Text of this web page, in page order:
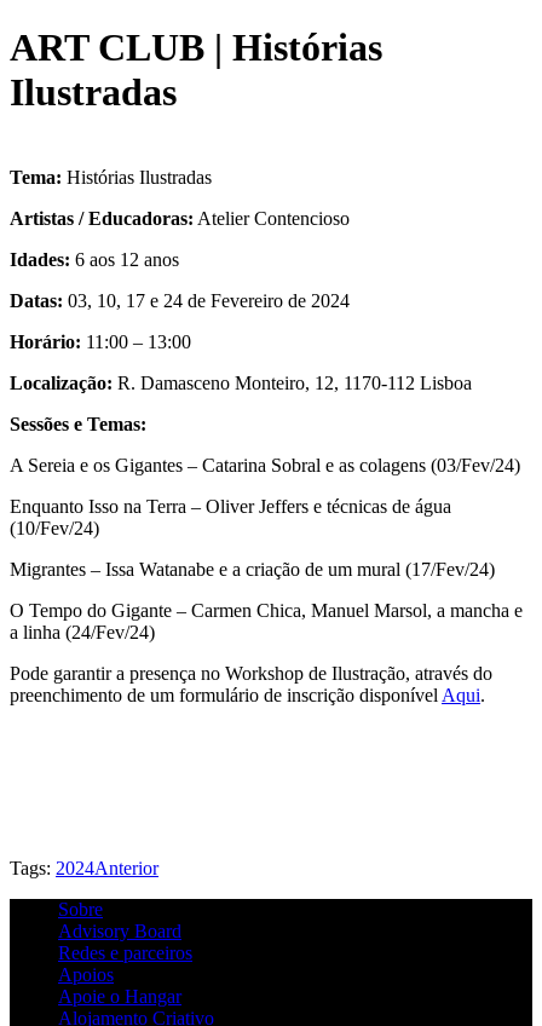
ART CLUB | Histórias
Ilustradas
Tema: Histórias Ilustradas
Artistas / Educadoras: Atelier Contencioso
Idades: 6 aos 12 anos
Datas: 03, 10, 17 e 24 de Fevereiro de 2024
Horário: 11:00 – 13:00
Localização: R. Damasceno Monteiro, 12, 1170-112 Lisboa
Sessões e Temas:
A Sereia e os Gigantes – Catarina Sobral e as colagens (03/Fev/24)
Enquanto Isso na Terra – Oliver Jeffers e técnicas de água
(10/Fev/24)
Migrantes – Issa Watanabe e a criação de um mural (17/Fev/24)
O Tempo do Gigante – Carmen Chica, Manuel Marsol, a mancha e
a linha (24/Fev/24)
Pode garantir a presença no Workshop de Ilustração, através do
preenchimento de um formulário de inscrição disponível Aqui.
Tags: 2024Anterior
Sobre
Advisory Board
Redes e parceiros
Apoios
Apoie o Hangar
Alojamento Criativo